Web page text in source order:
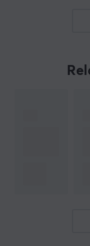
Stolen er kledd i
muliggjør både
forbedre